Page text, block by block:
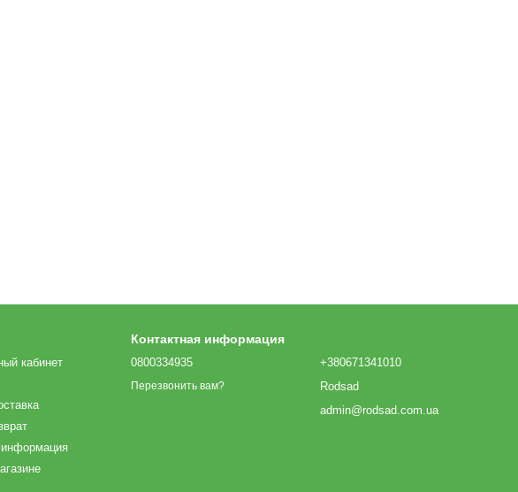
кабинет
информация
Контактная информация
0800334935
Перезвонить вам?
+380671341010
Rodsad
admin@rodsad.com.ua